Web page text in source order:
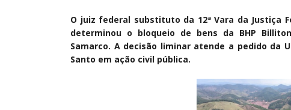
O juiz federal substituto da 12ª Vara da Justiça
determinou o bloqueio de bens da BHP
Samarco. A decisão liminar atende a pedido da
Santo em ação civil pública.